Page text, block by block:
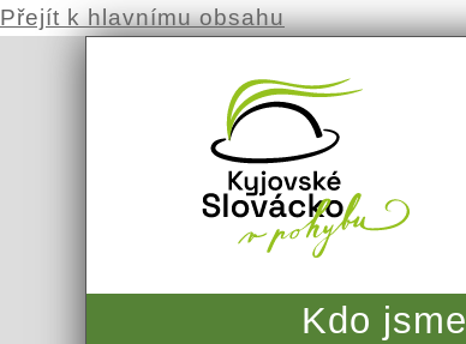
Přejít k hlavnímu obsahu
Kdo jsme